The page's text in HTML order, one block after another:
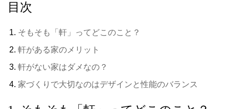
目次
そもそも「軒」ってどこのこと？
軒がある家のメリット
軒がない家はダメなの？
家づくりで大切なのはデザインと性能のバランス